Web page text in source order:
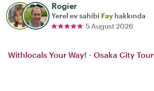
Rogier
Yerel ev sahibi Fay hakkında
5 August 2026
Withlocals Your Way! - Osaka City Tour